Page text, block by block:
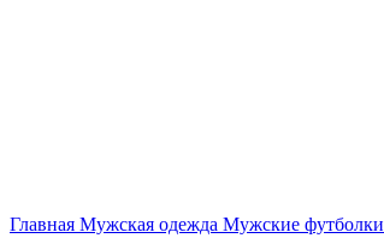
Главная Мужская одежда Мужские футболки